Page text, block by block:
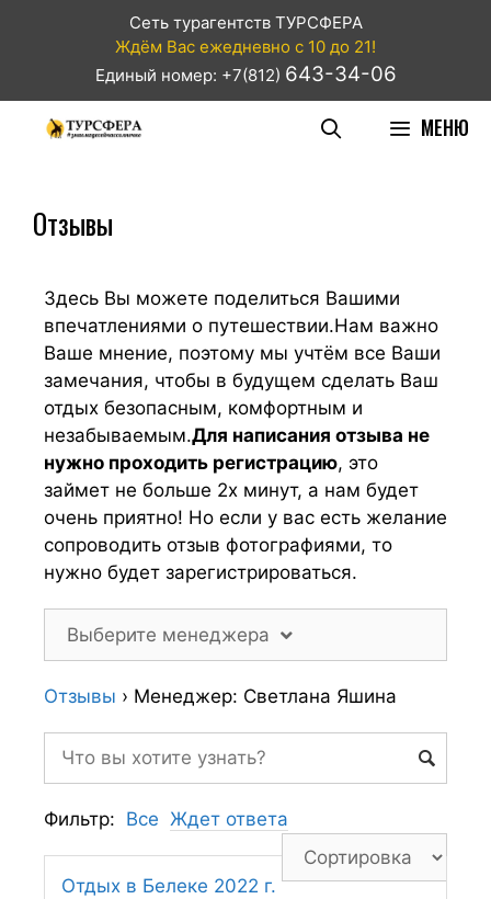
Сеть турагентств ТУРСФЕРА
Ждём Вас ежедневно с 10 до 21!
Единый номер: +7(812) 643-34-06
МЕНЮ
Отзывы
Здесь Вы можете поделиться Вашими
впечатлениями о путешествии.Нам важно
Ваше мнение, поэтому мы учтём все Ваши
замечания, чтобы в будущем сделать Ваш
отдых безопасным, комфортным и
незабываемым.Для написания отзыва не
нужно проходить регистрацию, это
займет не больше 2х минут, а нам будет
очень приятно! Но если у вас есть желание
сопроводить отзыв фотографиями, то
нужно будет зарегистрироваться.
Выберите менеджера
Отзывы › Менеджер: Светлана Яшина
Фильтр: Все Ждет ответа
Отдых в Белеке 2022 г.